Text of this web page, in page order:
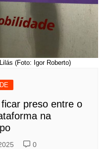
(Foto: Igor Roberto)
preso entre o
na
0